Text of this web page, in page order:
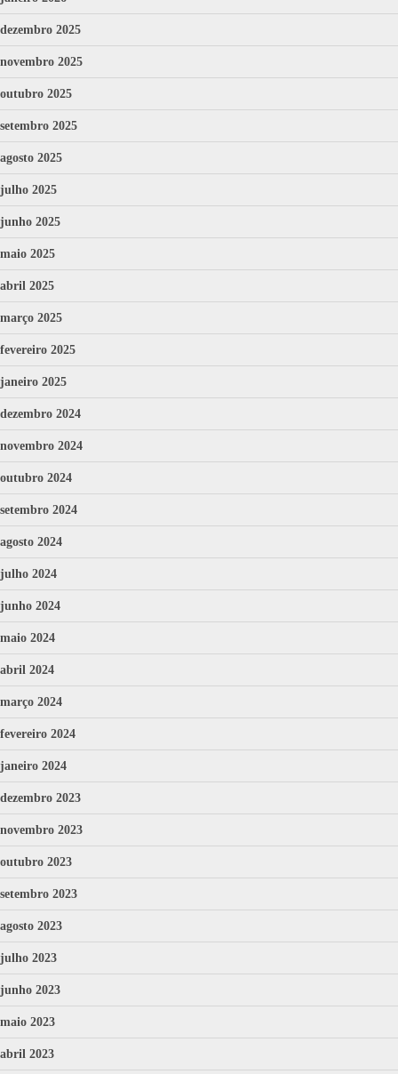
dezembro 2025
novembro 2025
outubro 2025
setembro 2025
agosto 2025
julho 2025
junho 2025
maio 2025
abril 2025
março 2025
fevereiro 2025
janeiro 2025
dezembro 2024
novembro 2024
outubro 2024
setembro 2024
agosto 2024
julho 2024
junho 2024
maio 2024
abril 2024
março 2024
fevereiro 2024
janeiro 2024
dezembro 2023
novembro 2023
outubro 2023
setembro 2023
agosto 2023
julho 2023
junho 2023
maio 2023
abril 2023